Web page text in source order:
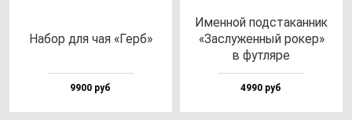
Набор для чая «Герб»
9900 руб
Имен­ной под­ста­кан­ник
«Зас­лу­жен­ный ро­кер»
в фут­ля­ре
4990 руб